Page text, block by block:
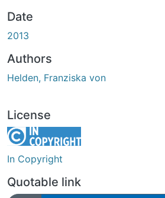
Date
2013
Authors
Helden, Franziska von
License
In Copyright
Quotable link